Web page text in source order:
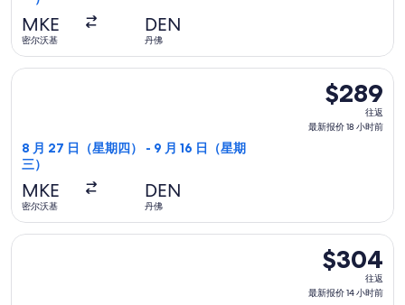
3
时
MKE
密尔沃基
DEN
丹佛
$289
往
返,
18
时
$289
往返
最新报价 18 小时前
8 月 27 日（星期四） - 9 月 16 日（星期
三）
MKE
密尔沃基
DEN
丹佛
选择边疆航空航班，8 月 27 日（星期四）从密尔沃基前往丹
$304
往
返,
$304
往返
最新报价 14 小时前
选择联合航空航班，9 月 11 日（星期五）从密尔沃基前往丹